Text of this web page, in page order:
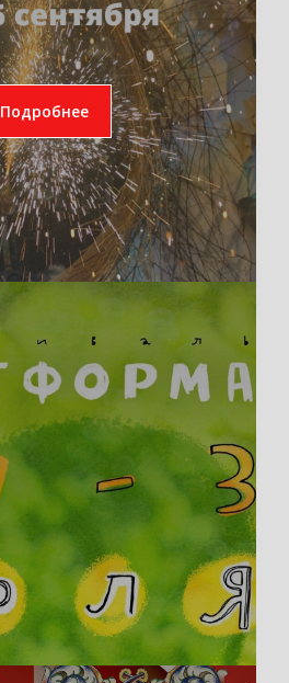
Подробнее